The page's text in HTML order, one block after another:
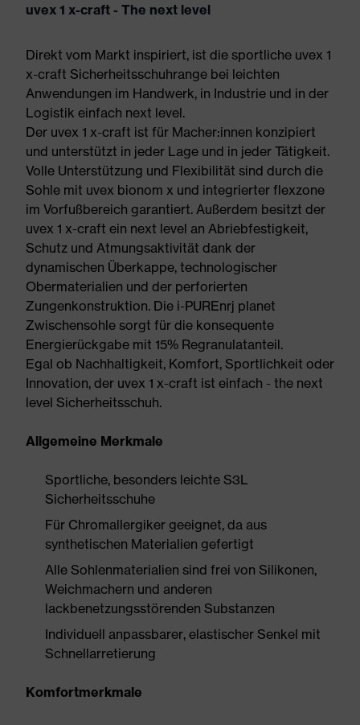
uvex 1 x-craft - The next level
Direkt vom Markt inspiriert, ist die sportliche uvex 1
x-craft Sicherheitsschuhrange bei leichten
Anwendungen im Handwerk, in Industrie und in der
Logistik einfach next level.
Der uvex 1 x-craft ist für Macher:innen konzipiert
und unterstützt in jeder Lage und in jeder Tätigkeit.
Volle Unterstützung und Flexibilität sind durch die
Sohle mit uvex bionom x und integrierter flexzone
im Vorfußbereich garantiert. Außerdem besitzt der
uvex 1 x-craft ein next level an Abriebfestigkeit,
Schutz und Atmungsaktivität dank der
dynamischen Überkappe, technologischer
Obermaterialien und der perforierten
Zungenkonstruktion. Die i-PUREnrj planet
Zwischensohle sorgt für die konsequente
Energierückgabe mit 15% Regranulatanteil.
Egal ob Nachhaltigkeit, Komfort, Sportlichkeit oder
Innovation, der uvex 1 x-craft ist einfach - the next
level Sicherheitsschuh.
Allgemeine Merkmale
Sportliche, besonders leichte S3L
Sicherheitsschuhe
Für Chromallergiker geeignet, da aus
synthetischen Materialien gefertigt
Alle Sohlenmaterialien sind frei von Silikonen,
Weichmachern und anderen
lackbenetzungsstörenden Substanzen
Individuell anpassbarer, elastischer Senkel mit
Schnellarretierung
Komfortmerkmale